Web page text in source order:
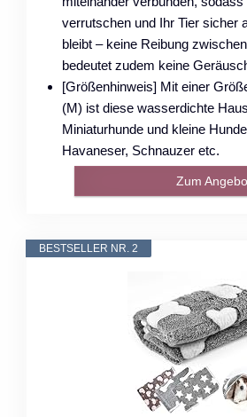
verrutschen und Ihr Tier sicher
bleibt – keine Reibung
bedeutet zudem keine
[Größenhinweis] Mit einer
(M) ist diese wasserdichte
Miniaturhunde und kleine
Havaneser, Schnauzer etc.
Zum
BESTSELLER NR. 2